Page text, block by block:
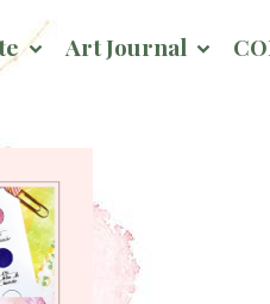
Art Journal